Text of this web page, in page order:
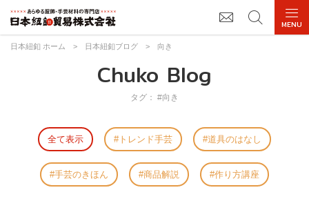
日本紐釦 ホーム > 日本紐釦ブログ > 向き
Chuko Blog
タグ： #向き
全て表示 トレンド手芸 道具のはなし
手芸のきほん 商品解説 作り方講座